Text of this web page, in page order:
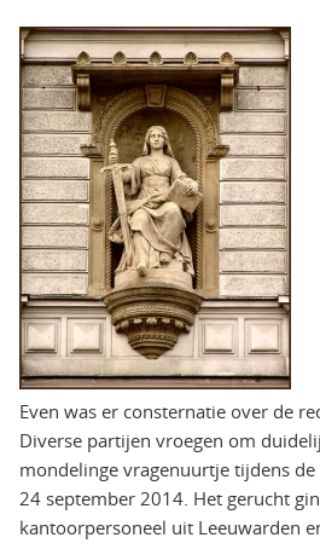
Even was er consternatie over de
Diverse partijen vroegen om
mondelinge vragenuurtje tijdens
24 september 2014. Het gerucht
kantoorpersoneel uit Leeuwarden